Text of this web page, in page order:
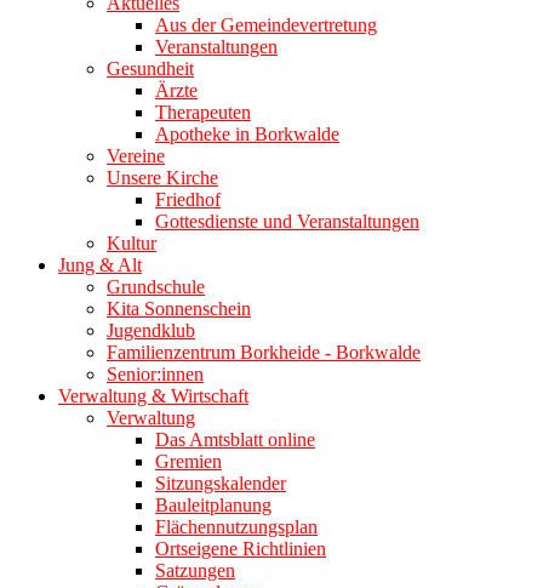
Aus der Gemeindevertretung
Veranstaltungen
Gesundheit
Ärzte
Therapeuten
Apotheke in Borkwalde
Vereine
Unsere Kirche
Friedhof
Gottesdienste und Veranstaltungen
Kultur
Jung & Alt
Grundschule
Kita Sonnenschein
Jugendklub
Familienzentrum Borkheide - Borkwalde
Senior:innen
Verwaltung & Wirtschaft
Verwaltung
Das Amtsblatt online
Gremien
Sitzungskalender
Bauleitplanung
Flächennutzungsplan
Ortseigene Richtlinien
Satzungen